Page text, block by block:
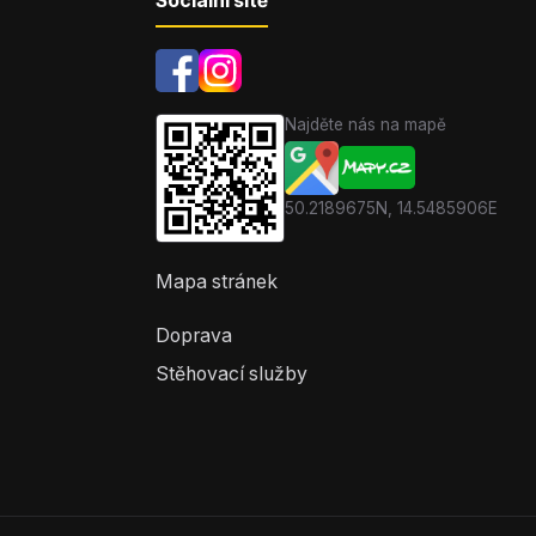
Najděte nás na mapě
50.2189675N, 14.5485906E
Mapa stránek
Doprava
Stěhovací služby